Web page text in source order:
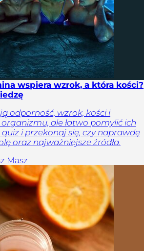
wspiera wzrok, a która kości?
odporność, wzrok, kości i
ale łatwo pomylić ich
quiz i przekonaj się, czy naprawdę
oraz najważniejsze źródła.
Masz